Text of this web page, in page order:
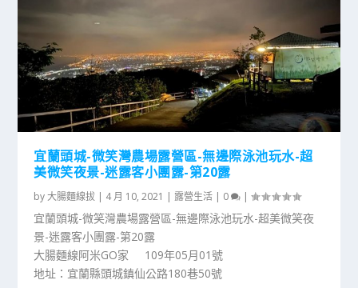
宜蘭頭城-微笑灣農場露營區-無邊際泳池玩水-超
美微笑夜景-迷露客小團露-第20露
by大腸麵線拔 | 4 月 10, 2021 | 露營生活 | 0 |
宜蘭頭城-微笑灣農場露營區-無邊際泳池玩水-超美微笑夜
景-迷露客小團露-第20露
大腸麵線阿米GO家 109年05月01號
地址：宜蘭縣頭城鎮仙公路180巷50號